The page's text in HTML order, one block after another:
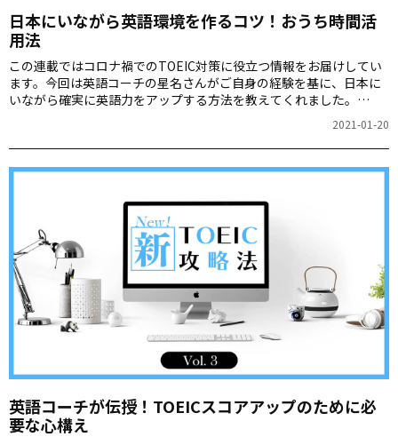
日本にいながら英語環境を作るコツ！おうち時間活
用法
この連載ではコロナ禍でのTOEIC対策に役立つ情報をお届けしてい
ます。今回は英語コーチの星名さんがご自身の経験を基に、日本に
いながら確実に英語力をアップする方法を教えてくれました。
2021-01-20
英語コーチが伝授！TOEICスコアアップのために必
要な心構え